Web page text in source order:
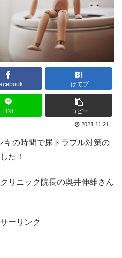
はてブ
LINE コピー
2021.11.21
キの時間で尿トラブル対策の
た！
リニック院長の奥井伸雄さん
ーリンク